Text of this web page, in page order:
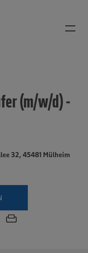
(m/w/d) -
32, 45481 Mülheim